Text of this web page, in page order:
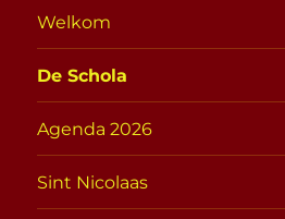
Welkom
De Schola
Agenda 2026
Sint Nicolaas